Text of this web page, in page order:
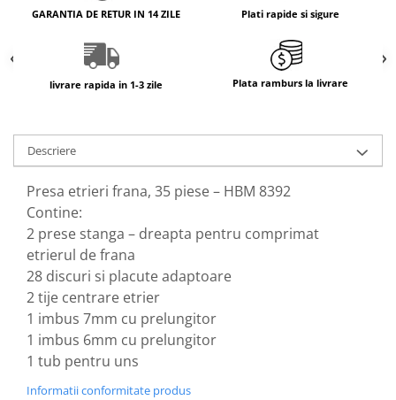
GARANTIA DE RETUR IN 14 ZILE Plati rapide si sigure
livrare rapida in 1-3 zile Plata ramburs la livrare
Descriere
Presa etrieri frana, 35 piese – HBM 8392
Contine:
2 prese stanga – dreapta pentru comprimat
etrierul de frana
28 discuri si placute adaptoare
2 tije centrare etrier
1 imbus 7mm cu prelungitor
1 imbus 6mm cu prelungitor
1 tub pentru uns
Informatii conformitate produs